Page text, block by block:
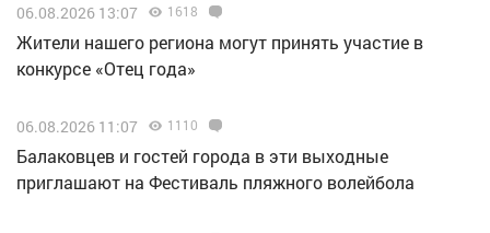
06.08.2026 13:07 1618
Жители нашего региона могут принять участие в
конкурсе «Отец года»
06.08.2026 11:07 1110
Балаковцев и гостей города в эти выходные
приглашают на Фестиваль пляжного волейбола